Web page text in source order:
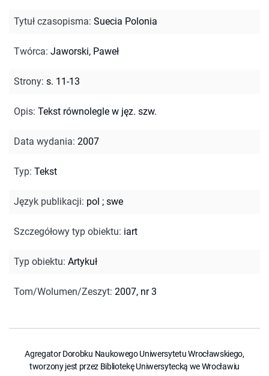
Tytuł czasopisma: Suecia Polonia
Twórca: Jaworski, Paweł
Strony: s. 11-13
Opis: Tekst równolegle w jęz. szw.
Data wydania: 2007
Typ: Tekst
Język publikacji: pol ; swe
Szczegółowy typ obiektu: iart
Typ obiektu: Artykuł
Tom/Wolumen/Zeszyt: 2007, nr 3
Agregator Dorobku Naukowego Uniwersytetu Wrocławskiego,
tworzony jest przez Bibliotekę Uniwersytecką we Wrocławiu